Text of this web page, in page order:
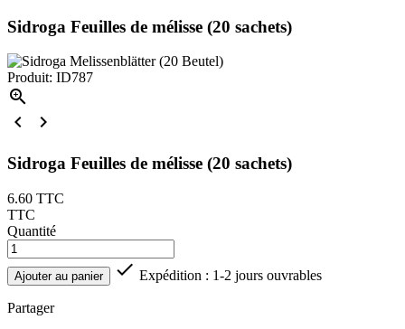
Sidroga Feuilles de mélisse (20 sachets)
Produit: ID787



Sidroga Feuilles de mélisse (20 sachets)
6.60 TTC
TTC
Quantité
Ajouter au panier  Expédition : 1-2 jours ouvrables
Partager